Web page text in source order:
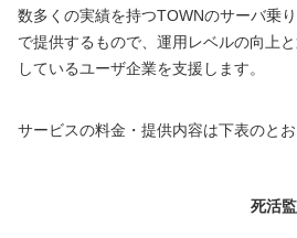
数多くの実績を持つTOWNのサーバ乗
で提供するもので、運用レベルの向上
しているユーザ企業を支援します。
サービスの料金・提供内容は下表のとお
死活